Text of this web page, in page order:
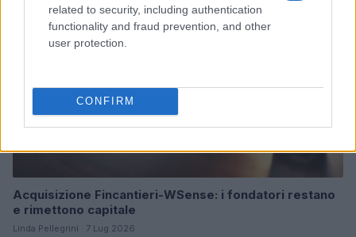
related to security, including authentication
functionality and fraud prevention, and other
user protection.
CONFIRM
Acquisizione Fincantieri-WSense: i fondatori restano
e rimettono capitale
Linda Pellegrini · 7 Lug 2026